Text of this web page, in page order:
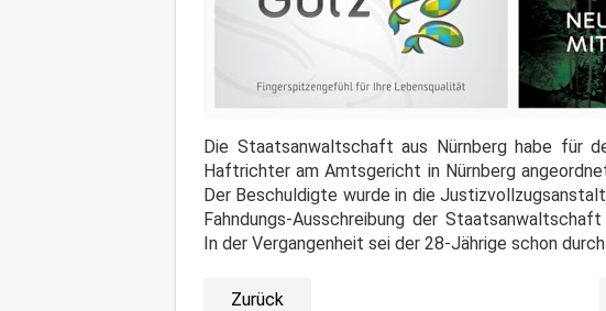
Die Staatsanwaltschaft aus Nürnberg habe für
Haftrichter am Amtsgericht in Nürnberg
Der Beschuldigte wurde in die
Fahndungs-Ausschreibung der
In der Vergangenheit sei der 28-Jährige schon
Zurück